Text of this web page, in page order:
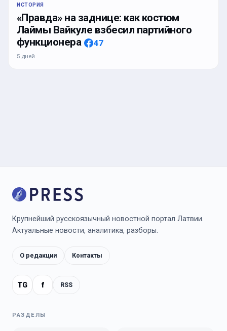
ИСТОРИЯ
«Правда» на заднице: как костюм
Лаймы Вайкуле взбесил партийного
функционера
47
5 дней
Крупнейший русскоязычный новостной портал Латвии.
Актуальные новости, аналитика, разборы.
О редакции Контакты
TG f RSS
РАЗДЕЛЫ